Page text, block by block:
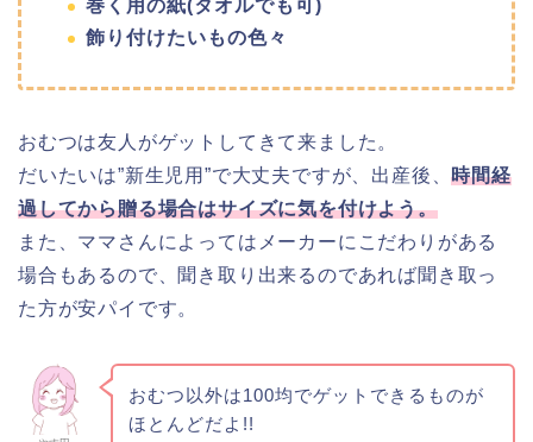
おおまかにはこんな感じ↓。
ケーキを重ねる
デコレーション
型を作る
おむつが抜けないように底に厚紙をしいています。